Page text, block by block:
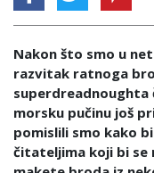
Nakon što smo u
razvitak ratnoga
superdreadnoughta
morsku pučinu još
pomislili smo kako
čitateljima koji bi se